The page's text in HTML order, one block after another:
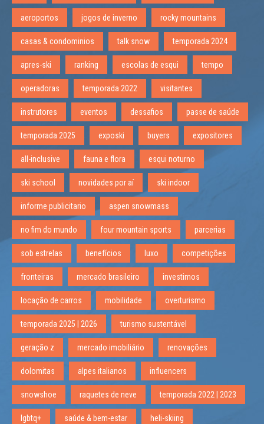
aeroportos jogos de inverno rocky mountains
casas & condominios talk snow temporada 2024
apres-ski ranking escolas de esqui tempo
operadoras temporada 2022 visitantes
instrutores eventos dessafios passe de saúde
temporada 2025 exposki buyers expositores
all-inclusive fauna e flora esqui noturno
ski school novidades por aí ski indoor
informe publicitario aspen snowmass
no fim do mundo four mountain sports parcerias
sob estrelas benefícios luxo competições
fronteiras mercado brasileiro investimos
locação de carros mobilidade overturismo
temporada 2025 | 2026 turismo sustentável
geração z mercado imobiliário renovações
dolomitas alpes italianos influencers
snowshoe raquetes de neve temporada 2022 | 2023
lgbtq+ saúde & bem-estar heli-skiing